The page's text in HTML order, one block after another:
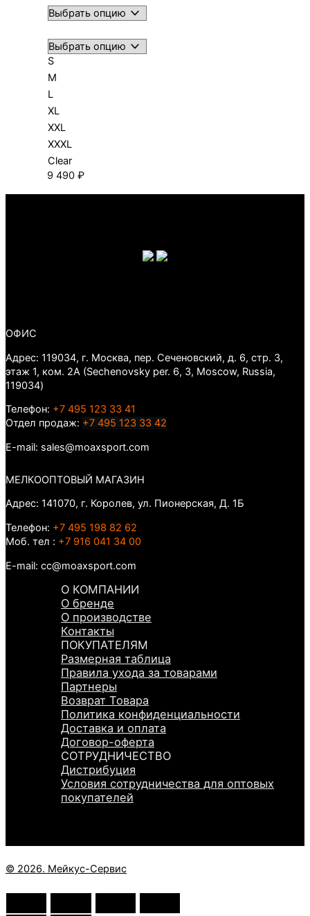
S
M
L
XL
XXL
XXXL
Clear
9 490 ₽
ОФИС
Адрес: 119034, г. Москва, пер. Сеченовский, д. 6, стр. 3,
этаж 1, ком. 2А (Sechenovsky per. 6, 3, Moscow, Russia,
119034)
Телефон: +7 495 123 33 41
Отдел продаж: +7 495 123 33 42
E-mail: sales@moaxsport.com
МЕЛКООПТОВЫЙ МАГАЗИН
Адрес: 141070, г. Королев, ул. Пионерская, Д. 1Б
Телефон: +7 495 198 82 62
Моб. тел : +7 916 041 34 00
E-mail: cc@moaxsport.com
О КОМПАНИИ
О бренде
О производстве
Контакты
ПОКУПАТЕЛЯМ
Размерная таблица
Правила ухода за товарами
Партнеры
Возврат Товара
Политика конфиденциальности
Доставка и оплата
Договор-оферта
СОТРУДНИЧЕСТВО
Дистрибуция
Условия сотрудничества для оптовых
покупателей
© 2026. Мейкус-Сервис